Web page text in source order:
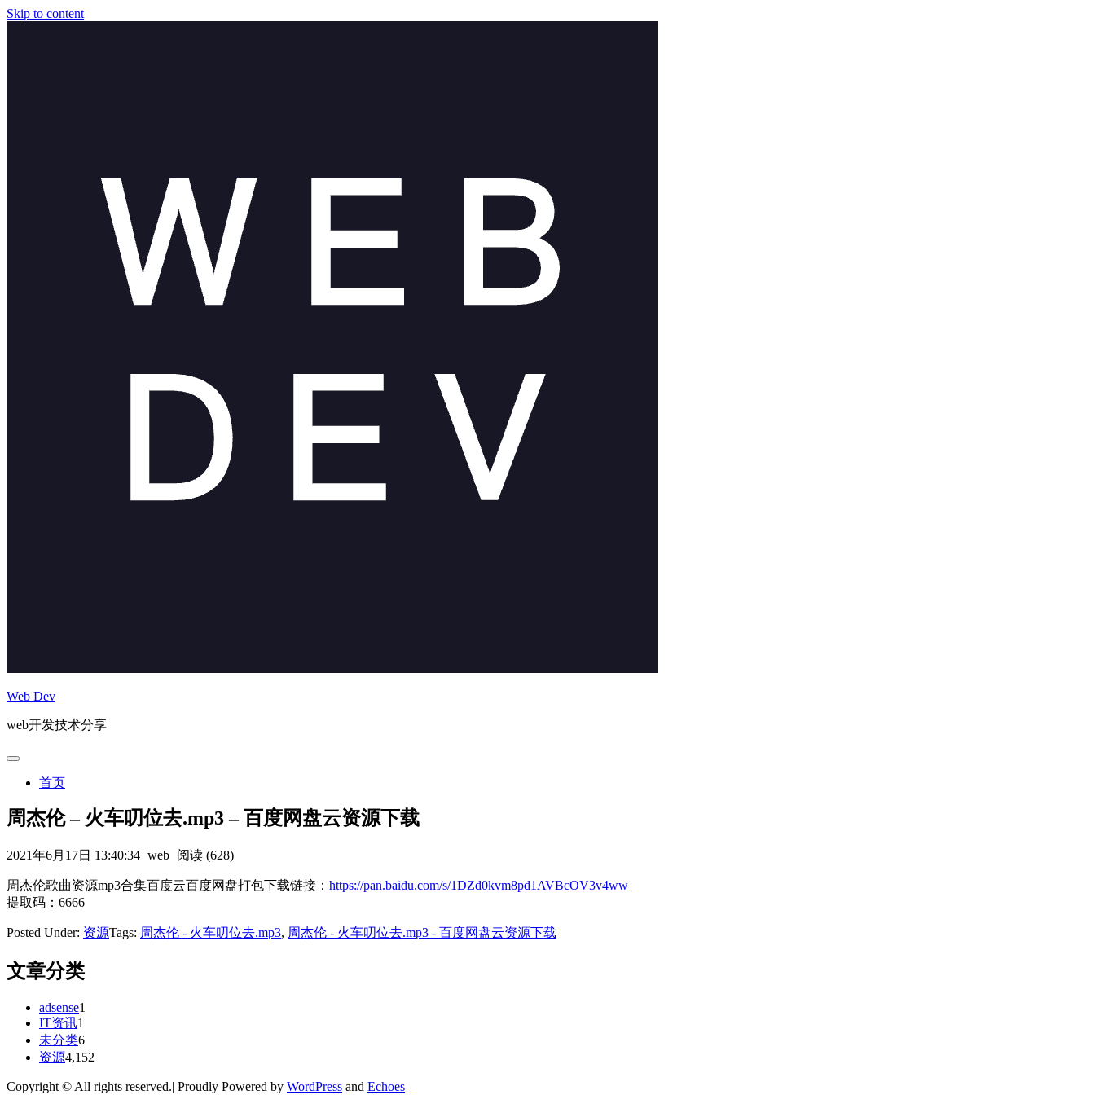
Skip to content
Web Dev
web开发技术分享
首页
周杰伦 – 火车叨位去.mp3 – 百度网盘云资源下载
2021年6月17日 13:40:34 web 阅读 (628)
周杰伦歌曲资源mp3合集百度云百度网盘打包下载链接： https://pan.baidu.com/s/1DZd0kvm8pd1AVBcOV3v4ww
提取码：6666
Posted Under: 资源Tags: 周杰伦 - 火车叨位去.mp3, 周杰伦 - 火车叨位去.mp3 - 百度网盘云资源下载
文章分类
adsense1
IT资讯1
未分类6
资源4,152
Copyright © All rights reserved.| Proudly Powered by WordPress and Echoes